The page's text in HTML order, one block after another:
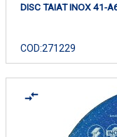
DISC TAIAT INOX 41-
COD:271229